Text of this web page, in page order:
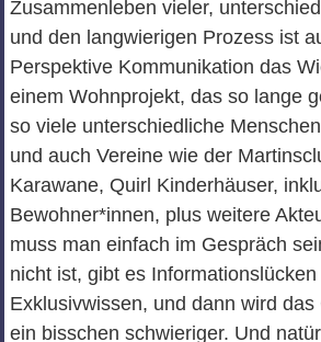
Zusammenleben vieler,
und den langwierigen Prozess ist
Perspektive Kommunikation das
einem Wohnprojekt, das so lange
so viele unterschiedliche
und auch Vereine wie der
Karawane, Quirl Kinderhäuser,
Bewohner*innen, plus weitere
muss man einfach im Gespräch
nicht ist, gibt es
Exklusivwissen, und dann wird das
ein bisschen schwieriger. Und